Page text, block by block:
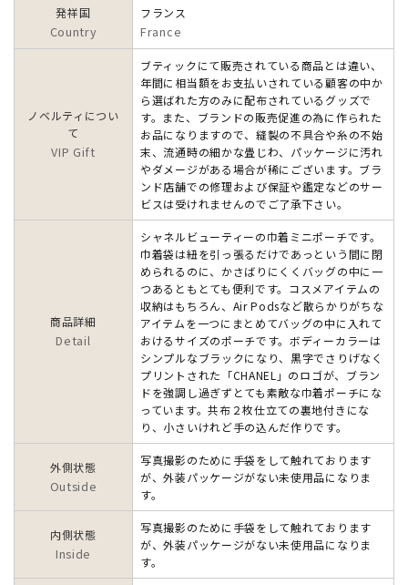
発祥国
Country
フランス
France
ノベルティについ
て
VIP Gift
ブティックにて販売されている商品とは違い、
年間に相当額をお支払いされている顧客の中か
ら選ばれた方のみに配布されているグッズで
す。また、ブランドの販売促進の為に作られた
お品になりますので、縫製の不具合や糸の不始
末、流通時の細かな畳じわ、パッケージに汚れ
やダメージがある場合が稀にございます。ブラ
ンド店舗での修理および保証や鑑定などのサー
ビスは受けれませんのでご了承下さい。
商品詳細
Detail
シャネルビューティーの巾着ミニポーチです。
巾着袋は紐を引っ張るだけであっという間に閉
められるのに、かさばりにくくバッグの中に一
つあるともとても便利です。コスメアイテムの
収納はもちろん、Air Podsなど散らかりがちな
アイテムを一つにまとめてバッグの中に入れて
おけるサイズのポーチです。ボディーカラーは
シンプルなブラックになり、黒字でさりげなく
プリントされた「CHANEL」のロゴが、ブラン
ドを強調し過ぎずとても素敵な巾着ポーチにな
っています。共布２枚仕立ての裏地付きにな
り、小さいけれど手の込んだ作りです。
外側状態
Outside
写真撮影のために手袋をして触れております
が、外装パッケージがない未使用品になりま
す。
内側状態
Inside
写真撮影のために手袋をして触れております
が、外装パッケージがない未使用品になりま
す。